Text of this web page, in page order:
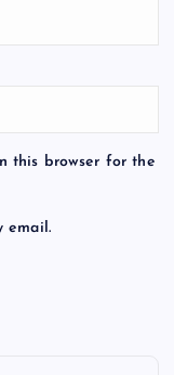
this browser for the
email.